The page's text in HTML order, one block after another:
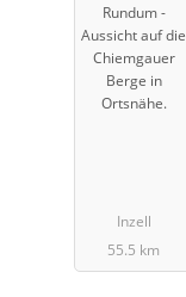
Rundum -
Aussicht auf die
Chiemgauer
Berge in
Ortsnähe.
Inzell
55.5 km